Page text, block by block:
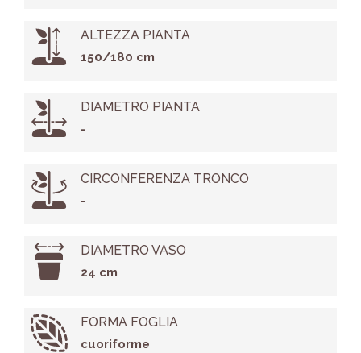
ALTEZZA PIANTA
150/180 cm
DIAMETRO PIANTA
-
CIRCONFERENZA TRONCO
-
DIAMETRO VASO
24 cm
FORMA FOGLIA
cuoriforme